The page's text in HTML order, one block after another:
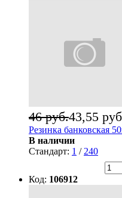
43,55
46 руб.
Резинка банковская
В наличии
Стандарт: 1 / 240
Код: 106912